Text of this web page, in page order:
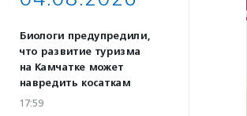
Биологи предупредили,
что развитие туризма
на Камчатке может
навредить косаткам
17:59